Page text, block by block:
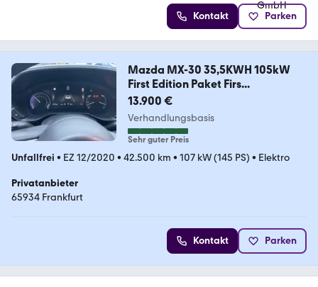
Kontakt Parken
Mazda MX-30 35,5KWH 105kW
First Edition Paket Firs...
13.900 €
Verhandlungsbasis
Sehr guter Preis
Unfallfrei • EZ 12/2020 • 42.500 km • 107 kW (145 PS) • Elektro
Privatanbieter
65934 Frankfurt
Kontakt Parken